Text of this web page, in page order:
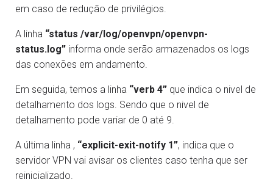
em caso de redução de privilégios.
A linha “status /var/log/openvpn/openvpn-
status.log” informa onde serão armazenados os logs
das conexões em andamento.
Em seguida, temos a linha “verb 4” que indica o nivel de
detalhamento dos logs. Sendo que o nivel de
detalhamento pode variar de 0 até 9.
A última linha , “explicit-exit-notify 1”, indica que o
servidor VPN vai avisar os clientes caso tenha que ser
reinicializado.